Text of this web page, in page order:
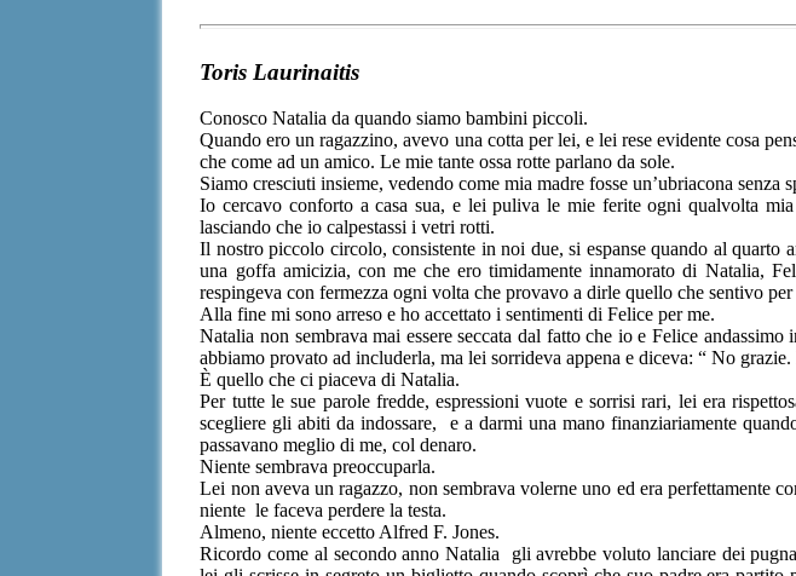
Toris Laurinaitis
Conosco Natalia da quando siamo bambini piccoli.
Quando ero un ragazzino, avevo una cotta per lei, e lei rese evidente cosa
che come ad un amico. Le mie tante ossa rotte parlano da sole.
Siamo cresciuti insieme, vedendo come mia madre fosse un’ubriacona senza
Io cercavo conforto a casa sua, e lei puliva le mie ferite ogni qualvolta
lasciando che io calpestassi i vetri rotti.
Il nostro piccolo circolo, consistente in noi due, si espanse quando al
una goffa amicizia, con me che ero timidamente innamorato di Natalia,
respingeva con fermezza ogni volta che provavo a dirle quello che sentivo per
Alla fine mi sono arreso e ho accettato i sentimenti di Felice per me.
Natalia non sembrava mai essere seccata dal fatto che io e Felice
abbiamo provato ad includerla, ma lei sorrideva appena e diceva: “ No
È quello che ci piaceva di Natalia.
Per tutte le sue parole fredde, espressioni vuote e sorrisi rari, lei era
scegliere gli abiti da indossare, e a darmi una mano finanziariamente
passavano meglio di me, col denaro.
Niente sembrava preoccuparla.
Lei non aveva un ragazzo, non sembrava volerne uno ed era perfettamente
niente le faceva perdere la testa.
Almeno, niente eccetto Alfred F. Jones.
Ricordo come al secondo anno Natalia gli avrebbe voluto lanciare dei